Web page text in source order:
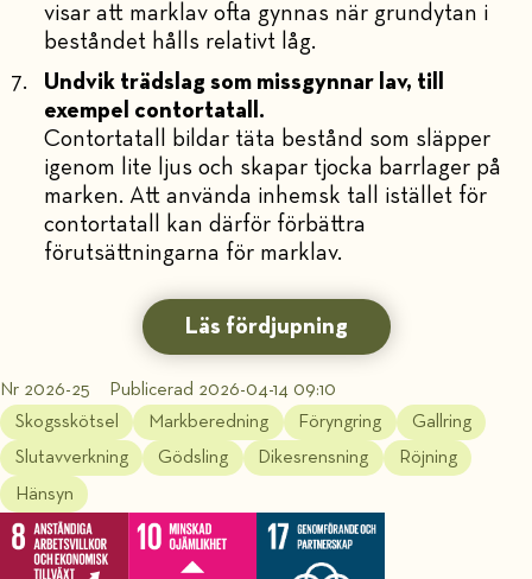
visar att marklav ofta gynnas när grundytan i
beståndet hålls relativt låg.
Undvik trädslag som missgynnar lav, till
exempel contortatall.
Contortatall bildar täta bestånd som släpper
igenom lite ljus och skapar tjocka barrlager på
marken. Att använda inhemsk tall istället för
contortatall kan därför förbättra
förutsättningarna för marklav.
Läs fördjupning
Nr 2026-25
Publicerad 2026-04-14 09:10
Skogsskötsel
Markberedning Föryngring Gallring
Slutavverkning Gödsling Dikesrensning Röjning
Hänsyn